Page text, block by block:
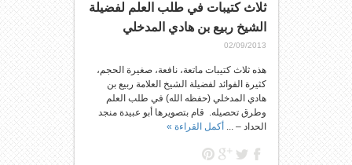
ثلاث كتيبات في طلب العلم لفضيلة
الشيخ ربيع بن هادي المدخلي
02/09/2013
هذه ثلاث كتيبات ماتعة، نافعة، صغيرة الحجم،
كثيرة الفوائد لفضيلة الشيخ العلامة ربيع بن
هادي المدخلي (حفظه الله) في طلب العلم
وطرق تحصيله. قام بتصويرها أبو عبيدة منجد
الحداد – ... أكمل القراءة »